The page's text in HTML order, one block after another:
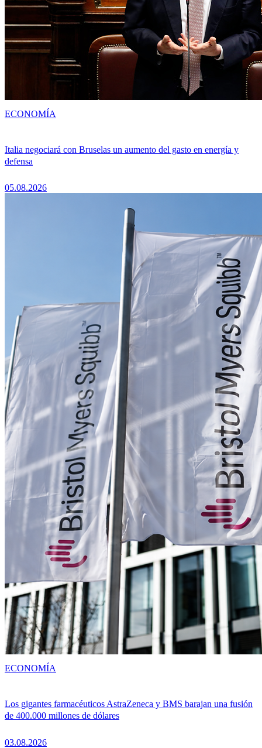
Italia negociará con Bruselas un aumento del gasto en energía y
defensa
05.08.2026
ECONOMÍA
Los gigantes farmacéuticos AstraZeneca y BMS barajan una fusión
de 400.000 millones de dólares
03.08.2026
ECONOMÍA